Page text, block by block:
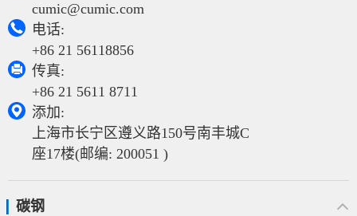
cumic@cumic.com

电话:
+86 21 56118856

传真:
+86 21 5611 8711

添加:
上海市长宁区遵义路150号南丰城C
座17楼(邮编: 200051 )
碳钢